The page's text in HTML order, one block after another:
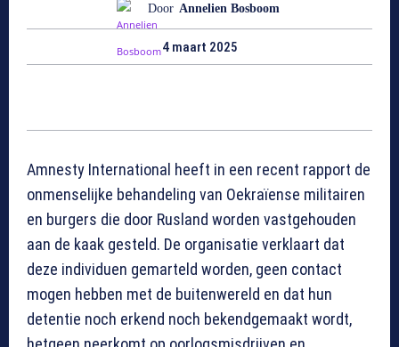
Door Annelien Bosboom
4 maart 2025
Amnesty International heeft in een recent rapport de
onmenselijke behandeling van Oekraïense militairen
en burgers die door Rusland worden vastgehouden
aan de kaak gesteld. De organisatie verklaart dat
deze individuen gemarteld worden, geen contact
mogen hebben met de buitenwereld en dat hun
detentie noch erkend noch bekendgemaakt wordt,